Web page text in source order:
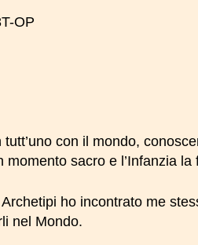
OP
con il mondo,
sacro e l’Infanzia
ho incontrato me
nel Mondo.